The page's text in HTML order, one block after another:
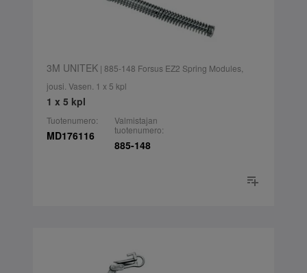
3M UNITEK| 885-148 Forsus EZ2 Spring Modules,
jousi. Vasen. 1 x 5 kpl
1 x 5 kpl
Tuotenumero:
MD176116
Valmistajan
tuotenumero:
885-148